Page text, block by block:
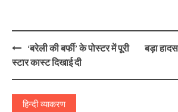
Post
navigation
‘बरेली की बर्फी’ के पोस्टर में पूरी
स्टार कास्ट दिखाई दी
बड़ा
हिन्दी व्याकरण